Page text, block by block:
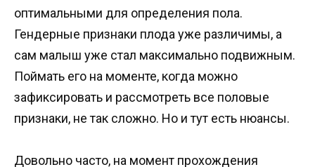
оптимальными для определения пола.
Гендерные признаки плода уже различимы, а
сам малыш уже стал максимально подвижным.
Поймать его на моменте, когда можно
зафиксировать и рассмотреть все половые
признаки, не так сложно. Но и тут есть нюансы.
Довольно часто, на момент прохождения